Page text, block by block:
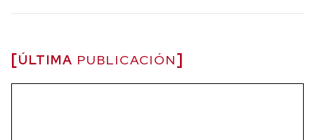
ÚLTIMA PUBLICACIÓN